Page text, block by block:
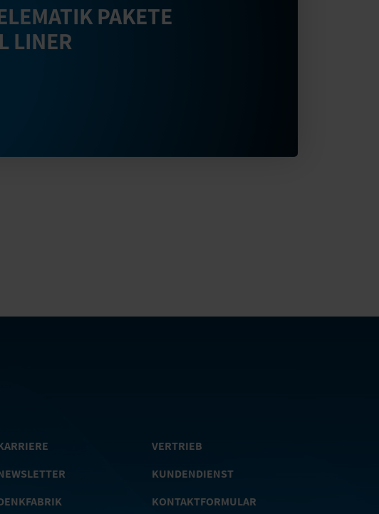
PAKETE
LINER
VERTRIEB
KUNDENDIENST
KONTAKTFORMULAR